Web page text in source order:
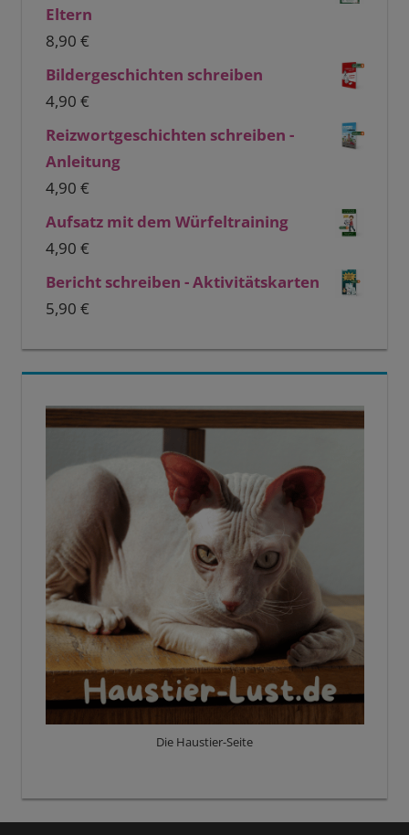
Eltern
8,90 €
Bildergeschichten schreiben
4,90 €
Reizwortgeschichten schreiben -
Anleitung
4,90 €
Aufsatz mit dem Würfeltraining
4,90 €
Bericht schreiben - Aktivitätskarten
5,90 €
Die Haustier-Seite